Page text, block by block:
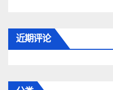
近期评论